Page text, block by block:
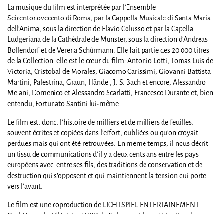
La musique du film est interprétée par l'Ensemble
Seicentonovecento di Roma, par la Cappella Musicale di Santa Maria
dell'Anima, sous la direction de Flavio Colusso et par la Capella
Ludgeriana de la Cathédrale de Munster, sous la direction d'Andreas
Bollendorf et de Verena Schürmann. Elle fait partie des 20 000 titres
de la Collection, elle est le cœur du film: Antonio Lotti, Tomas Luis de
Victoria, Cristobal de Morales, Giacomo Carissimi, Giovanni Battista
Martini, Palestrina, Graun, Händel, J. S. Bach et encore, Alessandro
Melani, Domenico et Alessandro Scarlatti, Francesco Durante et, bien
entendu, Fortunato Santini lui-même.
Le film est, donc, l'histoire de milliers et de milliers de feuilles,
souvent écrites et copiées dans l'effort, oubliées ou qu'on croyait
perdues mais qui ont été retrouvées. En meme temps, il nous décrit
un tissu de communications d'il y a deux cents ans entre les pays
européens avec, entre ses fils, des traditions de conservation et de
destruction qui s'opposent et qui maintiennent la tension qui porte
vers l'avant.
Le film est une coproduction de LICHTSPIEL ENTERTAINEMENT